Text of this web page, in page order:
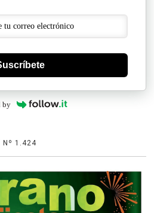
by
Nº 1.424